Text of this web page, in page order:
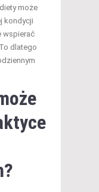
może
kondycji
wspierać
dlatego